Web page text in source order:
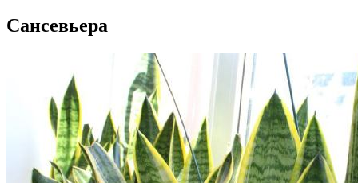
Сансевьера